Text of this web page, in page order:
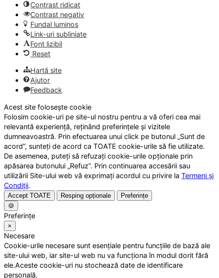
Contrast ridicat
Contrast negativ
Fundal luminos
Link-uri subliniate
Font lizibil
Reset
Hartă site
Ajutor
Feedback
Acest site folosește cookie
Folosim cookie-uri pe site-ul nostru pentru a vă oferi cea mai
relevantă experiență, reținând preferințele și vizitele
dumneavoastră. Prin efectuarea unui click pe butonul „Sunt de
acord”, sunteți de acord ca TOATE cookie-urile să fie utilizate.
De asemenea, puteți să refuzați cookie-urile opționale prin
apăsarea butonului „Refuz”. Prin continuarea accesării sau
utilizării Site-ului web vă exprimați acordul cu privire la Termeni și
Condiții.
Accept TOATE Resping opționale
Preferințe
🍪
Preferințe
×
Necesare
Cookie-urile necesare sunt esențiale pentru funcțiile de bază ale
site-ului web, iar site-ul web nu va funcționa în modul dorit fără
ele.Aceste cookie-uri nu stochează date de identificare
personală.